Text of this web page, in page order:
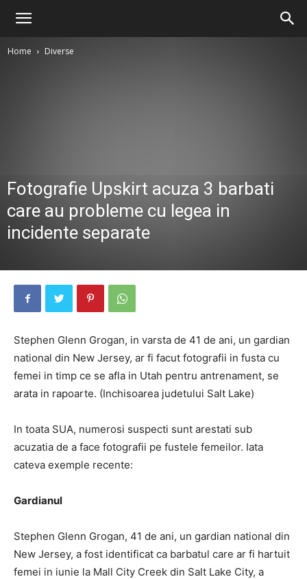
Home Diverse
Fotografie Upskirt acuza 3 barbati
care au probleme cu legea in
incidente separate
Stephen Glenn Grogan, in varsta de 41 de ani, un gardian
national din New Jersey, ar fi facut fotografii in fusta cu
femei in timp ce se afla in Utah pentru antrenament, se
arata in rapoarte. (Inchisoarea judetului Salt Lake)
In toata SUA, numerosi suspecti sunt arestati sub
acuzatia de a face fotografii pe fustele femeilor. Iata
cateva exemple recente:
Gardianul
Stephen Glenn Grogan, 41 de ani, un gardian national din
New Jersey, a fost identificat ca barbatul care ar fi hartuit
femei in iunie la Mall City Creek din Salt Lake City, a